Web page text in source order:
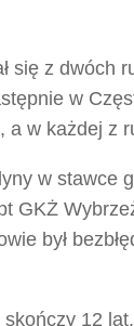
się z dwóch
w
a w każdej z
w stawce
GKŻ
był
12